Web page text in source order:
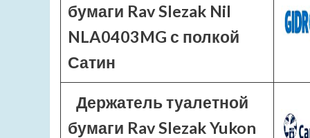
бумаги Rav Slezak Nil
NLA0403MG с полкой
Сатин
Держатель туалетной
бумаги Rav Slezak Yukon